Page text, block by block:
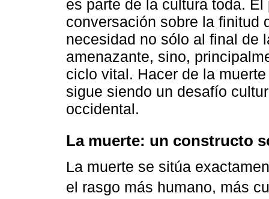
es parte de la cultura toda.
conversación sobre la finitud
necesidad no sólo al final de
amenazante, sino,
ciclo vital. Hacer de la
sigue siendo un desafío
occidental.
La muerte: un constructo
La muerte se sitúa
el rasgo más humano, más